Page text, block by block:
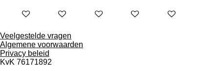
In winkelwagenIn winkelwagenIn winkelwagenIn winkelwagenIn winkelwagen
Veelgestelde vragen
Algemene voorwaarden
Privacy beleid
KvK 76171892